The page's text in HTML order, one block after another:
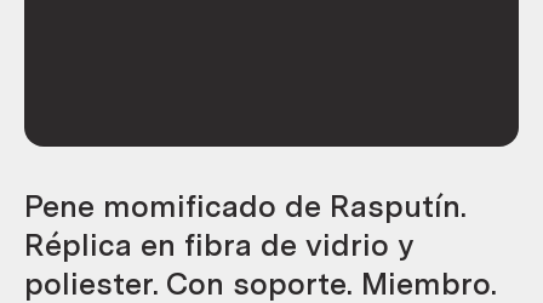
Pene momificado de Rasputín.
Réplica en fibra de vidrio y
poliester. Con soporte. Miembro.